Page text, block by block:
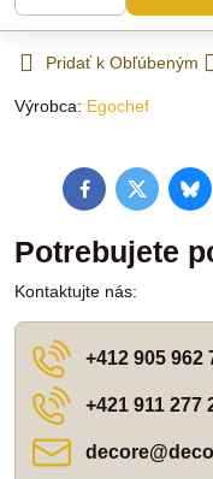
Pridať k Obľúbeným
Výrobca: Egochef
FacebookTwitter
Potrebujete
Kontaktujte nás:
+412 905 962
+421 911 277